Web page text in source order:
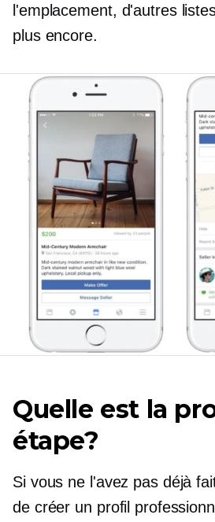
l'emplacement, d'autres
plus encore.
Quelle est la
étape?
Si vous ne l'avez pas déjà
de créer un profil